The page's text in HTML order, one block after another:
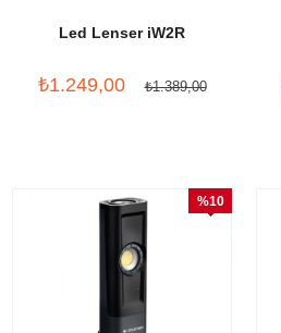
Led Lenser iW2R
₺1.249,00 ₺1.389,00
%10